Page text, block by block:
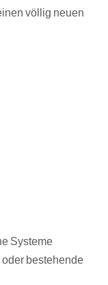
völlig neuen
Systeme
bestehende